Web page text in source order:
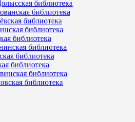
библиотека
библиотека
библиотека
библиотека
библиотека
библиотека
библиотека
библиотека
библиотека
библиотека